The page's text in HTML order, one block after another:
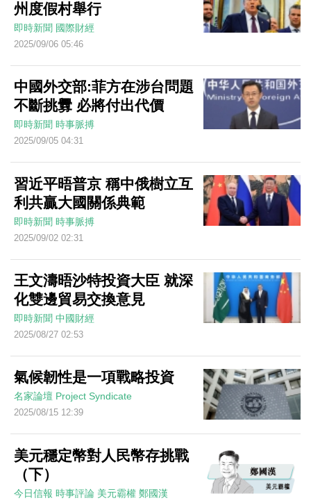
州度假村舉行
即時新聞 國際財經
2025/09/06 05:46
中國外交部:菲方在涉台問題
不斷挑釁 必將付出代價
即時新聞 時事脈搏
2025/09/05 04:31
習近平晤普京 稱中俄樹立互
利共贏大國關係典範
即時新聞 時事脈搏
2025/09/02 02:31
王文濤晤沙特投資大臣 就深
化雙邊貿易交換意見
即時新聞 中國財經
2025/08/27 02:53
氣候韌性是一項戰略投資
名家論壇 Project Syndicate
2025/08/15 12:39
美元穩定幣對人民幣存挑戰
（下）
今日信報 時事評論 美元霸權 鄭國漢